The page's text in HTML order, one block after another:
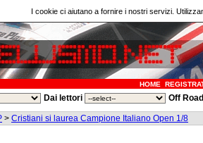
I cookie ci aiutano a fornire i nostri servizi.
HOME
Dai lettori Off
> Cristiani si laurea Campione Italiano Open 1/8